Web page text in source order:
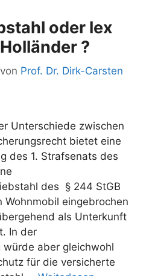
oder lex
?
von Prof. Dr. Dirk-Carsten
Unterschiede zwischen
bietet eine
des 1. Strafsenats des
des § 244 StGB
Wohnmobil eingebrochen
als Unterkunft
In der
würde aber gleichwohl
für die versicherte